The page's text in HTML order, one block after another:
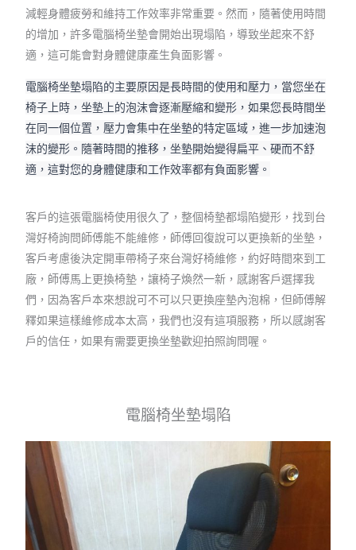
減輕身體疲勞和維持工作效率非常重要。然而，隨著使用時間
的增加，許多電腦椅坐墊會開始出現塌陷，導致坐起來不舒
適，這可能會對身體健康產生負面影響。
電腦椅坐墊塌陷的主要原因是長時間的使用和壓力，當您坐在
椅子上時，坐墊上的泡沫會逐漸壓縮和變形，如果您長時間坐
在同一個位置，壓力會集中在坐墊的特定區域，進一步加速泡
沫的變形。隨著時間的推移，坐墊開始變得扁平、硬而不舒
適，這對您的身體健康和工作效率都有負面影響。
客戶的這張電腦椅使用很久了，整個椅墊都塌陷變形，找到台
灣好椅詢問師傅能不能維修，師傅回復說可以更換新的坐墊，
客戶考慮後決定開車帶椅子來台灣好椅維修，約好時間來到工
廠，師傅馬上更換椅墊，讓椅子煥然一新，感謝客戶選擇我
們，因為客戶本來想說可不可以只更換座墊內泡棉，但師傅解
釋如果這樣維修成本太高，我們也沒有這項服務，所以感謝客
戶的信任，如果有需要更換坐墊歡迎拍照詢問喔。
電腦椅坐墊塌陷